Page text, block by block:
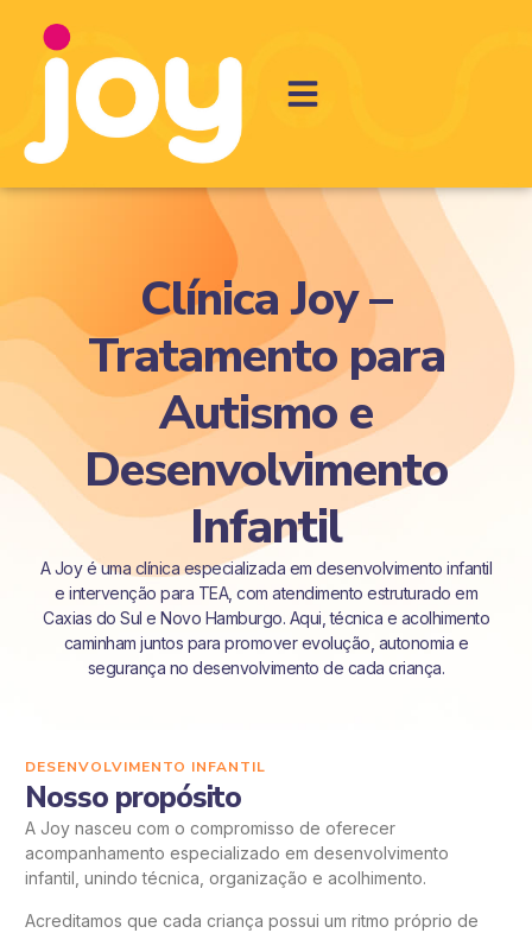
Clínica Joy –
Tratamento para
Autismo e
Desenvolvimento
Infantil
A Joy é uma clínica especializada em desenvolvimento infantil
e intervenção para TEA, com atendimento estruturado em
Caxias do Sul e Novo Hamburgo. Aqui, técnica e acolhimento
caminham juntos para promover evolução, autonomia e
segurança no desenvolvimento de cada criança.
DESENVOLVIMENTO INFANTIL
Nosso propósito
A Joy nasceu com o compromisso de oferecer
acompanhamento especializado em desenvolvimento
infantil, unindo técnica, organização e acolhimento.
Acreditamos que cada criança possui um ritmo próprio de